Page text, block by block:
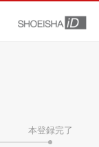
本登録完了